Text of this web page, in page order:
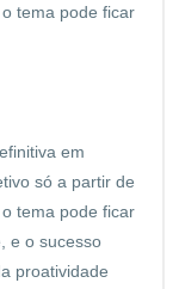
tema pode ficar
em
só a partir de
tema pode ficar
e o sucesso
proatividade